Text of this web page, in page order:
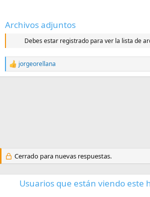
Archivos adjuntos
Debes estar registrado para ver la lista de
R
e
jorgeorellana
Cerrado para nuevas respuestas.
Usuarios que están viendo este